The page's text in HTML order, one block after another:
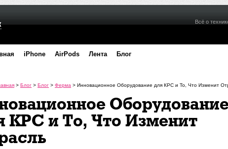
Всё о
iPhone AirPods Лента Блог
> Блог > Блог > Ферма > Инновационное Оборудование для КРС и То, Что Изменит
КРС и То, Что Изменит